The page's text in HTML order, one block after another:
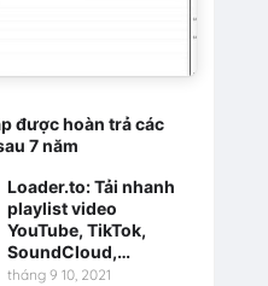
được hoàn trả các
7 năm
Loader.to: Tải nhanh
playlist video
YouTube, TikTok,
SoundCloud,…
tháng 9 10, 2021